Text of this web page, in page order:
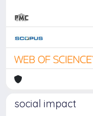
social impact